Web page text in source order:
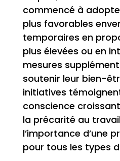
commencé à
plus favorables
temporaires en
plus élevées ou en
mesures
soutenir leur bien-
initiatives
conscience
la précarité au
l’importance d’une
pour tous les types